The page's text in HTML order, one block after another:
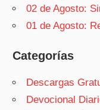
02 de Agosto:
01 de Agosto:
Categorías
Descargas
Devocional